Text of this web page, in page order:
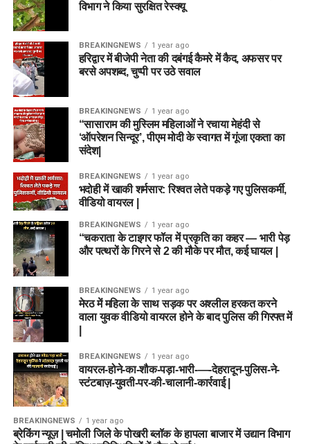
विभाग ने किया सुरक्षित रेस्क्यू
BREAKINGNEWS 1 year ago
हरिद्वार में बीजेपी नेता की दबंगई कैमरे में कैद, अफसर पर
बरसे अपशब्द, चुप्पी पर उठे सवाल
BREAKINGNEWS 1 year ago
“सासाराम की मुस्लिम महिलाओं ने रचाया मेहंदी से
‘ऑपरेशन सिन्दूर’, पीएम मोदी के स्वागत में गूंजा एकता का
संदेश|
BREAKINGNEWS 1 year ago
भदोही में खाकी शर्मसार: रिश्वत लेते पकड़े गए पुलिसकर्मी,
वीडियो वायरल |
BREAKINGNEWS 1 year ago
“चकराता के टाइगर फॉल में प्रकृति का कहर — भारी पेड़
और पत्थरों के गिरने से 2 की मौके पर मौत, कई घायल |
BREAKINGNEWS 1 year ago
मेरठ में महिला के साथ सड़क पर अश्लील हरकत करने
वाला युवक वीडियो वायरल होने के बाद पुलिस की गिरफ्त में
BREAKINGNEWS 1 year ago
वायरल-होने-का-शौक-पड़ा-भारी-—-देहरादून-पुलिस-ने-
स्टंटबाज़-युवती-पर-की-चालानी-कार्रवाई |
BREAKINGNEWS 1 year ago
ब्रेकिंग न्यूज़ | चमोली जिले के पोखरी ब्लॉक के हापला बाजार में उद्यान विभाग